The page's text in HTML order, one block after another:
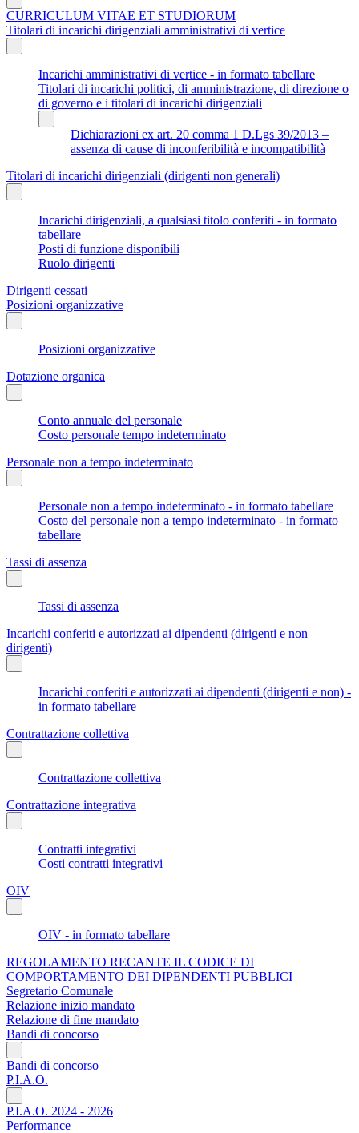
CURRICULUM VITAE ET STUDIORUM
Titolari di incarichi dirigenziali amministrativi di vertice
Incarichi amministrativi di vertice - in formato tabellare
Titolari di incarichi politici, di amministrazione, di direzione o
di governo e i titolari di incarichi dirigenziali
Dichiarazioni ex art. 20 comma 1 D.Lgs 39/2013 –
assenza di cause di inconferibilità e incompatibilità
Titolari di incarichi dirigenziali (dirigenti non generali)
Incarichi dirigenziali, a qualsiasi titolo conferiti - in formato
tabellare
Posti di funzione disponibili
Ruolo dirigenti
Dirigenti cessati
Posizioni organizzative
Posizioni organizzative
Dotazione organica
Conto annuale del personale
Costo personale tempo indeterminato
Personale non a tempo indeterminato
Personale non a tempo indeterminato - in formato tabellare
Costo del personale non a tempo indeterminato - in formato
tabellare
Tassi di assenza
Tassi di assenza
Incarichi conferiti e autorizzati ai dipendenti (dirigenti e non
dirigenti)
Incarichi conferiti e autorizzati ai dipendenti (dirigenti e non) -
in formato tabellare
Contrattazione collettiva
Contrattazione collettiva
Contrattazione integrativa
Contratti integrativi
Costi contratti integrativi
OIV
OIV - in formato tabellare
REGOLAMENTO RECANTE IL CODICE DI
COMPORTAMENTO DEI DIPENDENTI PUBBLICI
Segretario Comunale
Relazione inizio mandato
Relazione di fine mandato
Bandi di concorso
Bandi di concorso
P.I.A.O.
P.I.A.O. 2024 - 2026
Performance